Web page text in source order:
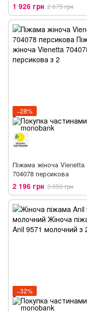
1 926 грн 2 675 грн
−28%
Піжама жіноча Vienetta
704078 персикова
2 196 грн 3 050 грн
−32%